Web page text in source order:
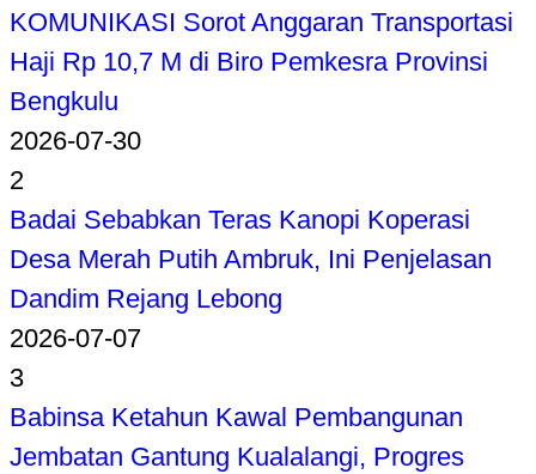
KOMUNIKASI Sorot Anggaran Transportasi
Haji Rp 10,7 M di Biro Pemkesra Provinsi
Bengkulu
2026-07-30
2
Badai Sebabkan Teras Kanopi Koperasi
Desa Merah Putih Ambruk, Ini Penjelasan
Dandim Rejang Lebong
2026-07-07
3
Babinsa Ketahun Kawal Pembangunan
Jembatan Gantung Kualalangi, Progres